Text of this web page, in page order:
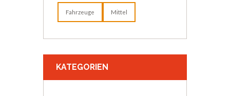
Fahrzeuge Mittel
KATEGORIEN